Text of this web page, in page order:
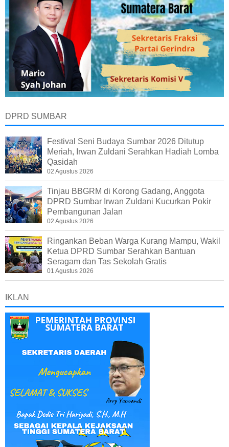
DPRD SUMBAR
Festival Seni Budaya Sumbar 2026 Ditutup
Meriah, Irwan Zuldani Serahkan Hadiah Lomba
Qasidah
02 Agustus 2026
Tinjau BBGRM di Korong Gadang, Anggota
DPRD Sumbar Irwan Zuldani Kucurkan Pokir
Pembangunan Jalan
02 Agustus 2026
Ringankan Beban Warga Kurang Mampu, Wakil
Ketua DPRD Sumbar Serahkan Bantuan
Seragam dan Tas Sekolah Gratis
01 Agustus 2026
IKLAN